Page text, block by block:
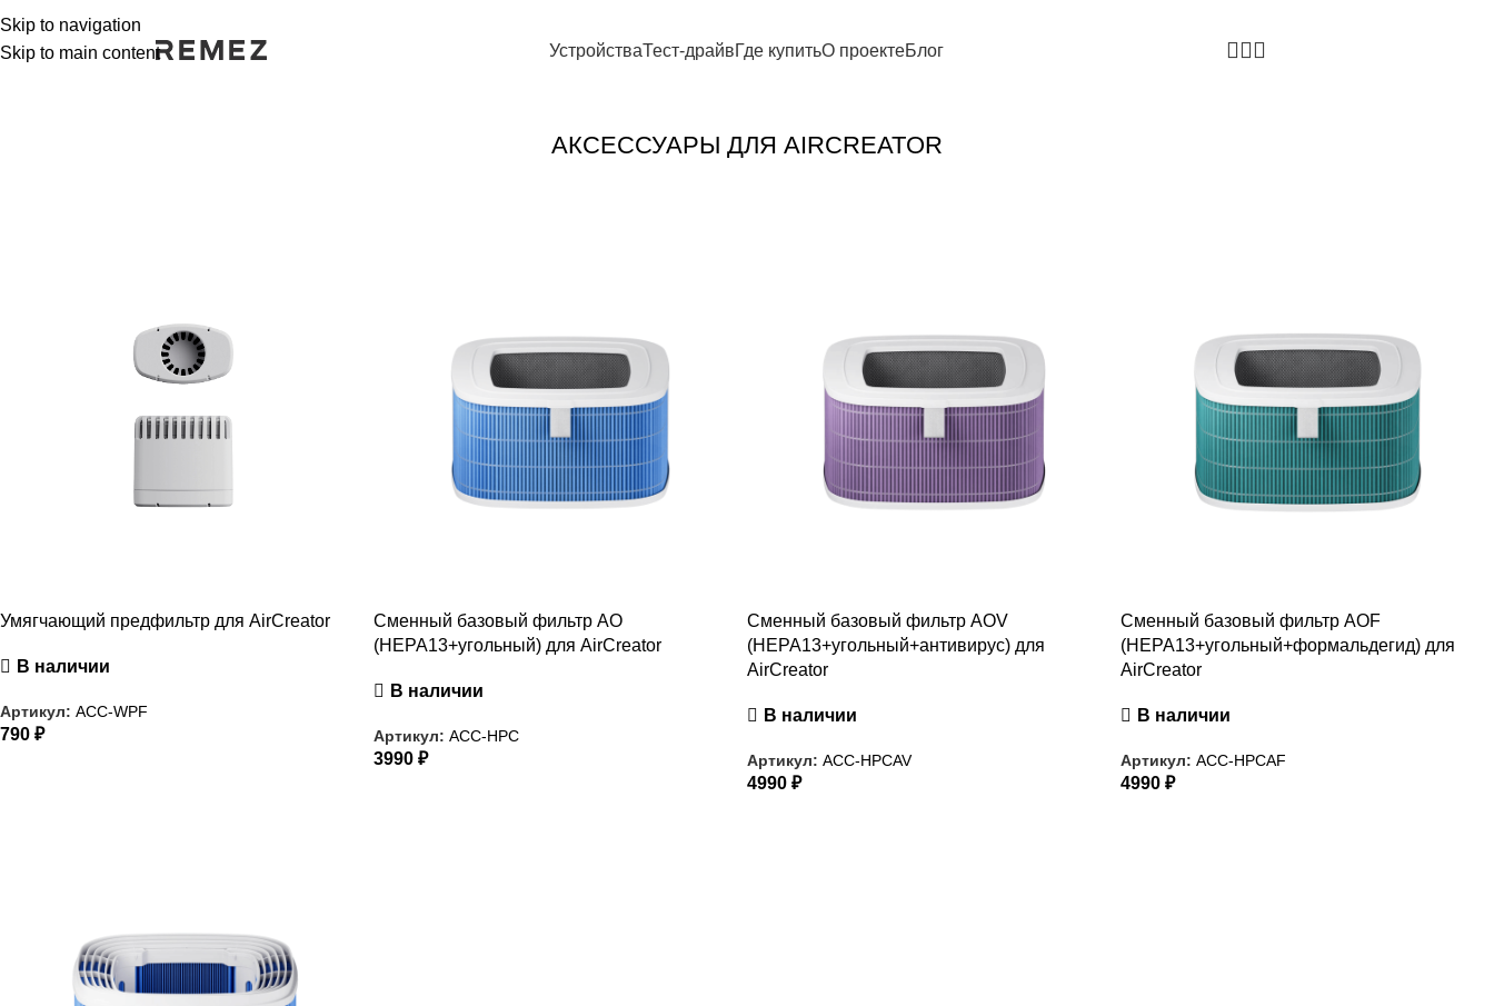
Skip to navigation
Skip to main content
УстройстваТест-драйвГде купитьО проектеБлог
АКСЕССУАРЫ ДЛЯ AIRCREATOR
Умягчающий предфильтр для AirCreator
В наличии
Артикул: ACC-WPF
790 ₽
Сменный базовый фильтр AO
(HEPA13+угольный) для AirCreator
В наличии
Артикул: ACC-HPC
3990 ₽
Сменный базовый фильтр AOV
(HEPA13+угольный+антивирус) для
AirCreator
В наличии
Артикул: ACC-HPCAV
4990 ₽
Сменный базовый фильтр AOF
(HEPA13+угольный+формальдегид) для
AirCreator
В наличии
Артикул: ACC-HPCAF
4990 ₽